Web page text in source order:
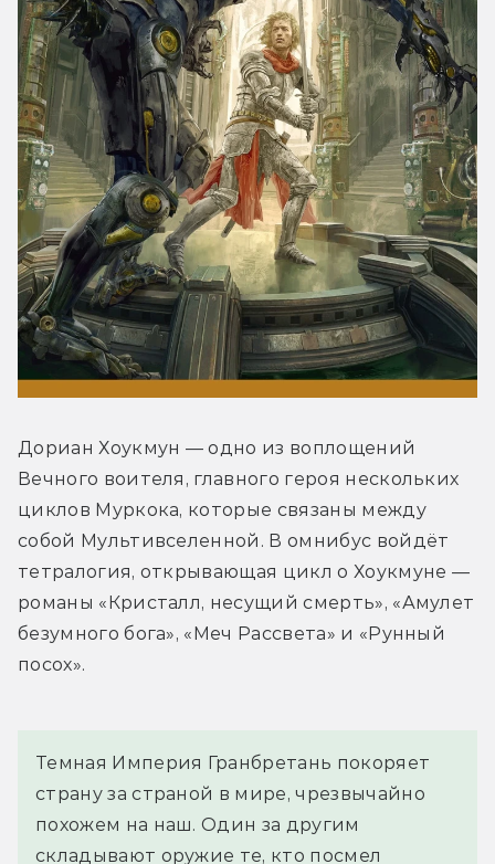
Дориан Хоукмун — одно из воплощений
Вечного воителя, главного героя нескольких
циклов Муркока, которые связаны между
собой Мультивселенной. В омнибус войдёт
тетралогия, открывающая цикл о Хоукмуне —
романы «Кристалл, несущий смерть», «Амулет
безумного бога», «Меч Рассвета» и «Рунный
посох».
Темная Империя Гранбретань покоряет
страну за страной в мире, чрезвычайно
похожем на наш. Один за другим
складывают оружие те, кто посмел